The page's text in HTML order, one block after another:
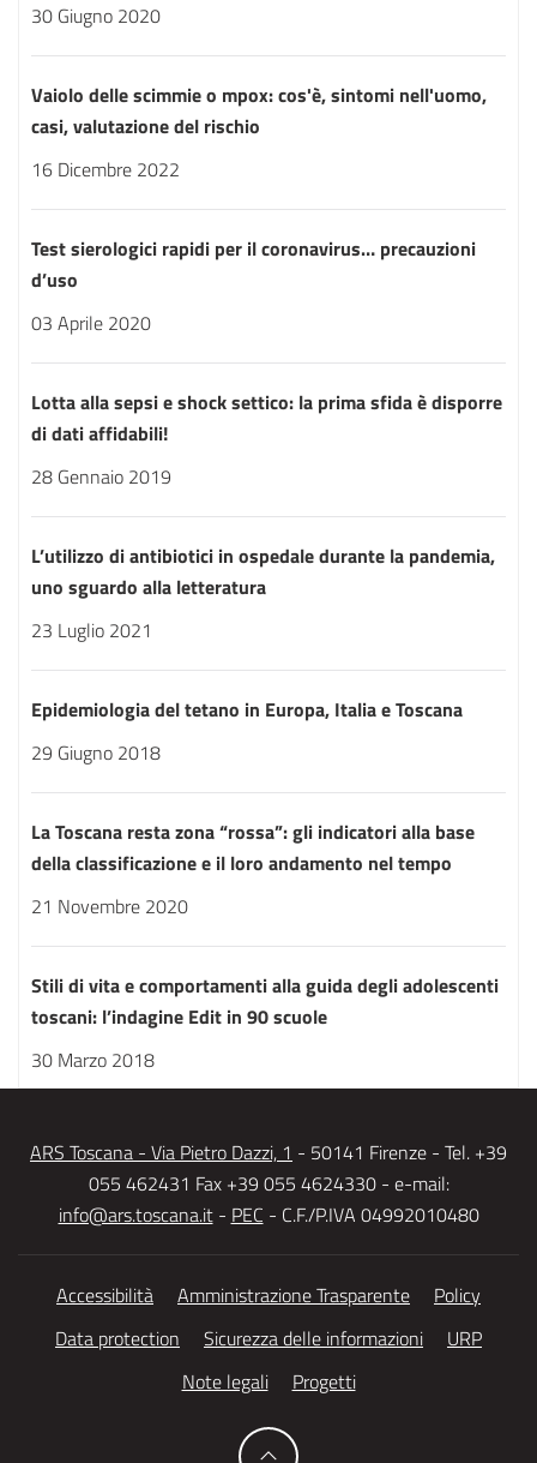
30 Giugno 2020
Vaiolo delle scimmie o mpox: cos'è, sintomi nell'uomo,
casi, valutazione del rischio
16 Dicembre 2022
Test sierologici rapidi per il coronavirus… precauzioni
d’uso
03 Aprile 2020
Lotta alla sepsi e shock settico: la prima sfida è disporre
di dati affidabili!
28 Gennaio 2019
L’utilizzo di antibiotici in ospedale durante la pandemia,
uno sguardo alla letteratura
23 Luglio 2021
Epidemiologia del tetano in Europa, Italia e Toscana
29 Giugno 2018
La Toscana resta zona “rossa”: gli indicatori alla base
della classificazione e il loro andamento nel tempo
21 Novembre 2020
Stili di vita e comportamenti alla guida degli adolescenti
toscani: l’indagine Edit in 90 scuole
30 Marzo 2018
ARS Toscana - Via Pietro Dazzi, 1 - 50141 Firenze - Tel. +39
055 462431 Fax +39 055 4624330 - e-mail:
info@ars.toscana.it- PEC - C.F./P.IVA 04992010480
Accessibilità Amministrazione Trasparente
Policy
Data protection
Sicurezza delle informazioni
URP
Note legali
Progetti